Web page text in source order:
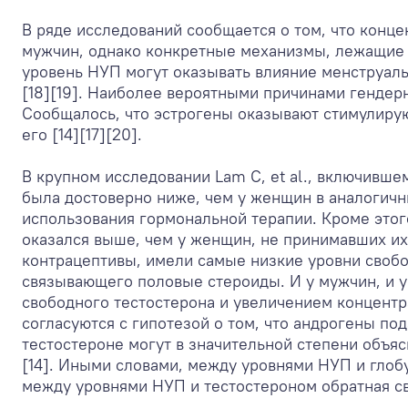
В ряде исследований сообщается о том, что
мужчин, однако конкретные механизмы,
уровень НУП могут оказывать влияние
[18][19]. Наиболее вероятными причинами
Сообщалось, что эстрогены оказывают
его [14][17][20].
В крупном исследовании Lam C, et al.,
была достоверно ниже, чем у женщин в
использования гормональной терапии. Кроме
оказался выше, чем у женщин, не принимавших
контрацептивы, имели самые низкие уровни
связывающего половые стероиды. И у мужчин,
свободного тестостерона и увеличением
согласуются с гипотезой о том, что андрогены
тестостероне могут в значительной степени
[14]. Иными словами, между уровнями НУП и
между уровнями НУП и тестостероном обратная